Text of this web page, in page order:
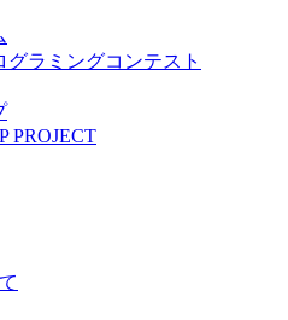
ラミングコンテスト
PROJECT